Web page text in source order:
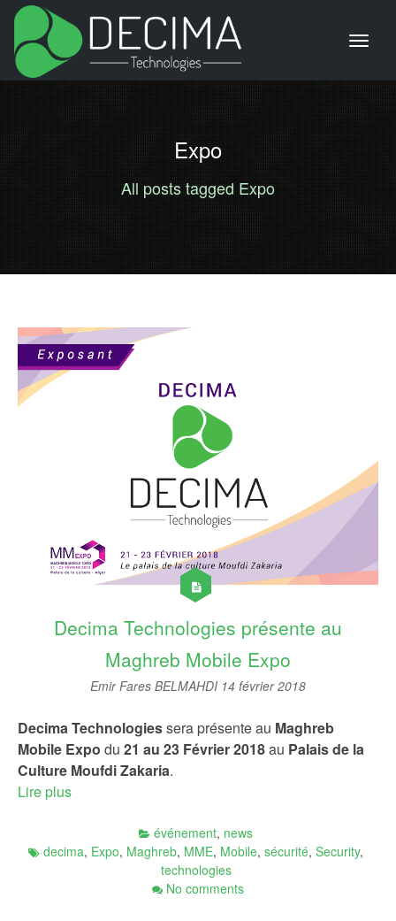
Expo
All posts tagged Expo
Decima Technologies présente au
Maghreb Mobile Expo
Emir Fares BELMAHDI 14 février 2018
Decima Technologiessera présente au Maghreb
Mobile Expo du 21 au 23 Février 2018au Palais de la
Culture Moufdi Zakaria.
Lire plus
événement, news
decima, Expo, Maghreb, MME, Mobile, sécurité, Security,
technologies
No comments